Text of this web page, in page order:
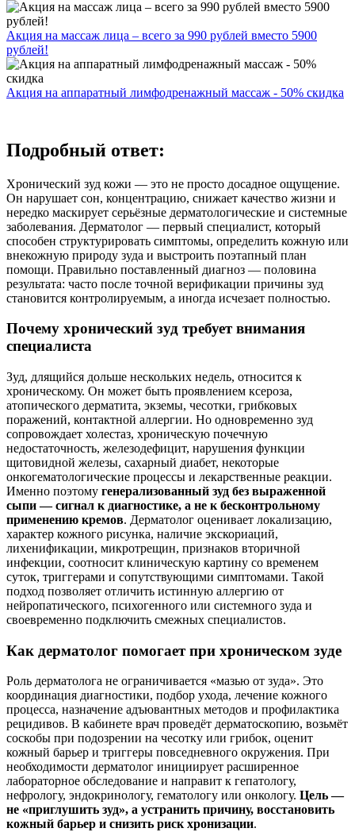
Акция на массаж лица – всего за 990 рублей вместо 5900
рублей!
Акция на аппаратный лимфодренажный массаж - 50% скидка
Подробный ответ:
Хронический зуд кожи — это не просто досадное ощущение.
Он нарушает сон, концентрацию, снижает качество жизни и
нередко маскирует серьёзные дерматологические и системные
заболевания. Дерматолог — первый специалист, который
способен структурировать симптомы, определить кожную или
внекожную природу зуда и выстроить поэтапный план
помощи. Правильно поставленный диагноз — половина
результата: часто после точной верификации причины зуд
становится контролируемым, а иногда исчезает полностью.
Почему хронический зуд требует внимания
специалиста
Зуд, длящийся дольше нескольких недель, относится к
хроническому. Он может быть проявлением ксероза,
атопического дерматита, экземы, чесотки, грибковых
поражений, контактной аллергии. Но одновременно зуд
сопровождает холестаз, хроническую почечную
недостаточность, железодефицит, нарушения функции
щитовидной железы, сахарный диабет, некоторые
онкогематологические процессы и лекарственные реакции.
Именно поэтому генерализованный зуд без выраженной
сыпи — сигнал к диагностике, а не к бесконтрольному
применению кремов. Дерматолог оценивает локализацию,
характер кожного рисунка, наличие экскориаций,
лихенификации, микротрещин, признаков вторичной
инфекции, соотносит клиническую картину со временем
суток, триггерами и сопутствующими симптомами. Такой
подход позволяет отличить истинную аллергию от
нейропатического, психогенного или системного зуда и
своевременно подключить смежных специалистов.
Как дерматолог помогает при хроническом зуде
Роль дерматолога не ограничивается «мазью от зуда». Это
координация диагностики, подбор ухода, лечение кожного
процесса, назначение адъювантных методов и профилактика
рецидивов. В кабинете врач проведёт дерматоскопию, возьмёт
соскобы при подозрении на чесотку или грибок, оценит
кожный барьер и триггеры повседневного окружения. При
необходимости дерматолог инициирует расширенное
лабораторное обследование и направит к гепатологу,
нефрологу, эндокринологу, гематологу или онкологу. Цель —
не «приглушить зуд», а устранить причину, восстановить
кожный барьер и снизить риск хронизации.